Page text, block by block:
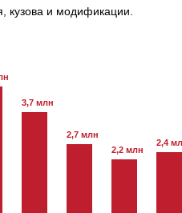
кузова и модификации.
3,7 млн
2,7 млн
2,2 млн
2,4